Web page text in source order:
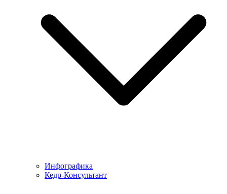
Инфографика
Кедр-Консультант